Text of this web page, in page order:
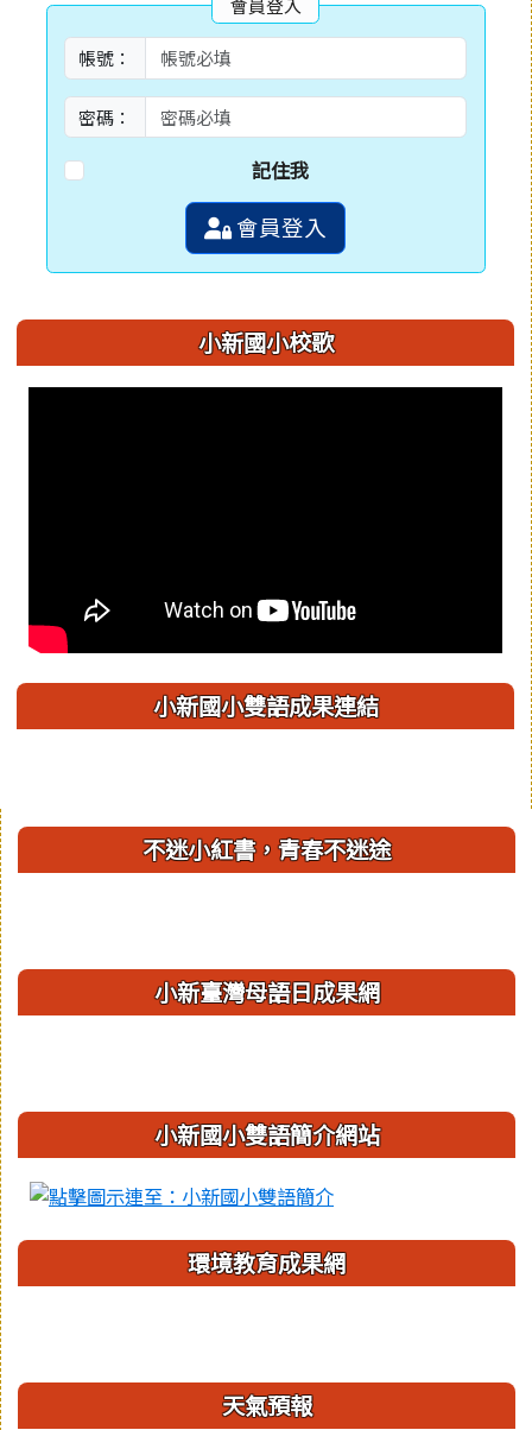
帳號：
密碼：
記住我
會員登入
小新國小校歌
小新國小雙語成果連結
右邊區域內容不迷小紅書，青春不迷途
小新臺灣母語日成果網
小新國小雙語簡介網站
環境教育成果網
天氣預報